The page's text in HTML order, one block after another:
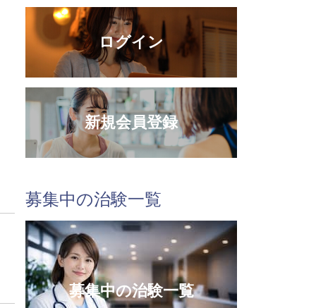
ログイン
新規会員登録
募集中の治験一覧
募集中の治験一覧